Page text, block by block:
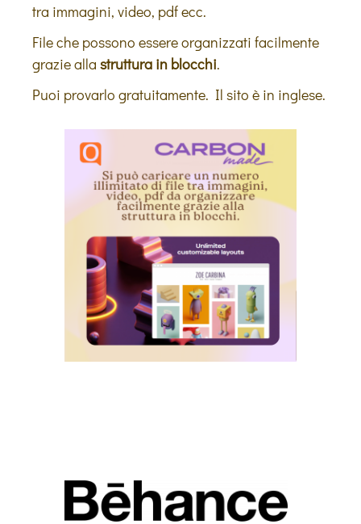
tra immagini, video, pdf ecc.
File che possono essere organizzati facilmente
grazie alla struttura in blocchi.
Puoi provarlo gratuitamente. Il sito è in inglese.